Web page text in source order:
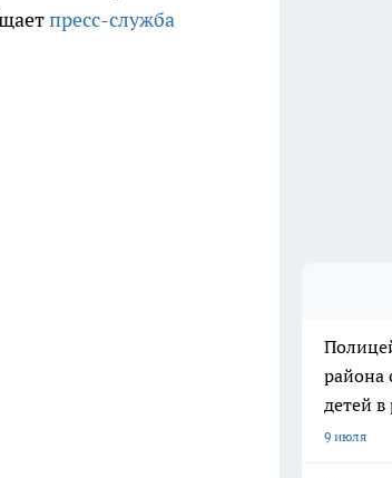
пресс-служба
района
детей
9 июля